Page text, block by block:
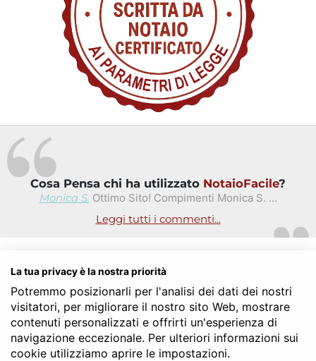
Cosa Pensa chi ha utilizzato NotaioFacile?
Monica S. Ottimo Sito! Compimenti Monica S. ...
Leggi tutti i commenti...
La tua privacy è la nostra priorità
Potremmo posizionarli per l'analisi dei dati dei nostri
visitatori, per migliorare il nostro sito Web, mostrare
contenuti personalizzati e offrirti un'esperienza di
navigazione eccezionale. Per ulteriori informazioni sui
cookie utilizziamo aprire le impostazioni.